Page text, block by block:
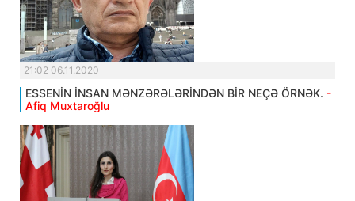
21:02 06.11.2020
ESSENİN İNSAN MƏNZƏRƏLƏRİNDƏN BİR NEÇƏ ÖRNƏK. -
Afiq Muxtaroğlu